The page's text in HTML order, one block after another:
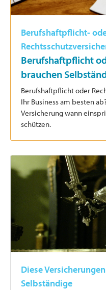
Berufshaftpflicht-
Berufshaftpflicht
brauchen
Berufshaftpflicht oder
Ihr Business am besten
Versicherung wann
schützen.
Diese
Selbständige